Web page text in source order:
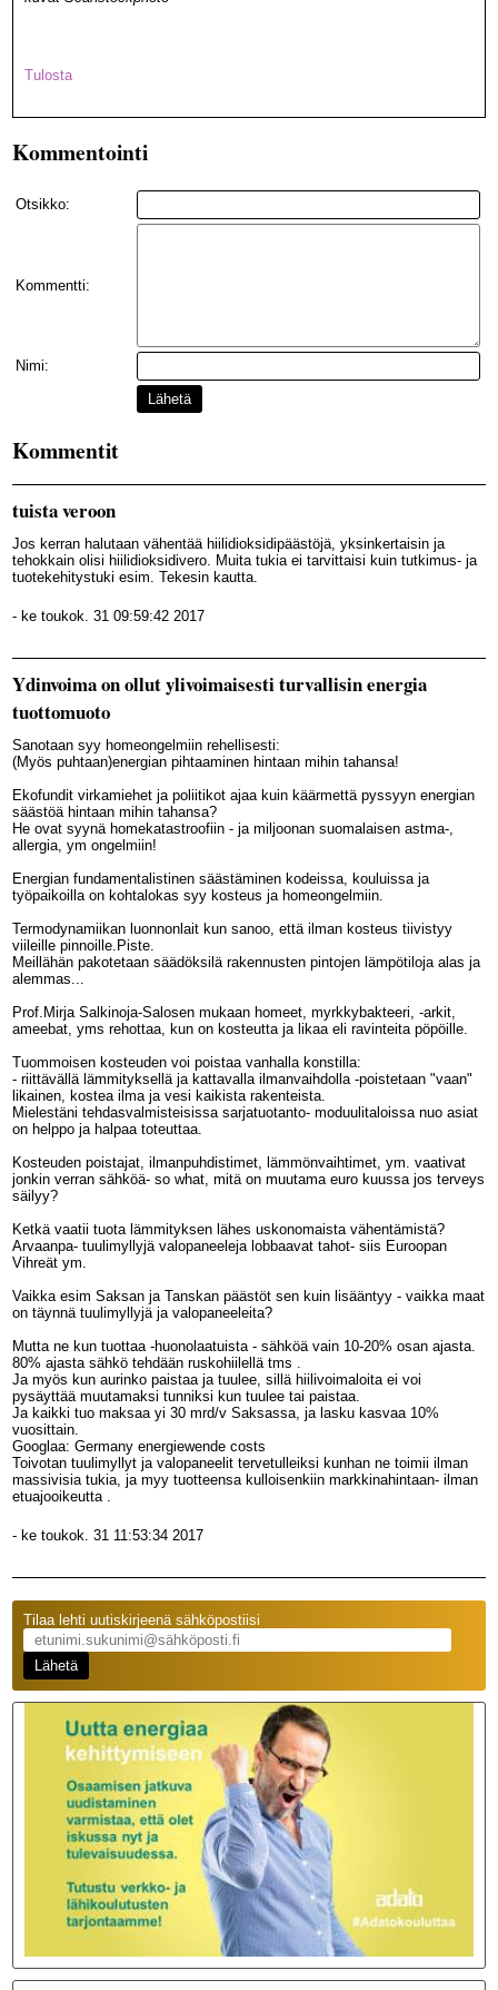
Tulosta
Kommentointi
Otsikko:
Kommentti:
Nimi:
Lähetä
Kommentit
tuista veroon
Jos kerran halutaan vähentää hiilidioksidipäästöjä, yksinkertaisin ja
tehokkain olisi hiilidioksidivero. Muita tukia ei tarvittaisi kuin tutkimus- ja
tuotekehitystuki esim. Tekesin kautta.
- ke toukok. 31 09:59:42 2017
Ydinvoima on ollut ylivoimaisesti turvallisin energia
tuottomuoto
Sanotaan syy homeongelmiin rehellisesti:
(Myös puhtaan)energian pihtaaminen hintaan mihin tahansa!
Ekofundit virkamiehet ja poliitikot ajaa kuin käärmettä pyssyyn energian
säästöä hintaan mihin tahansa?
He ovat syynä homekatastroofiin - ja miljoonan suomalaisen astma-,
allergia, ym ongelmiin!
Energian fundamentalistinen säästäminen kodeissa, kouluissa ja
työpaikoilla on kohtalokas syy kosteus ja homeongelmiin.
Termodynamiikan luonnonlait kun sanoo, että ilman kosteus tiivistyy
viileille pinnoille.Piste.
Meillähän pakotetaan säädöksilä rakennusten pintojen lämpötiloja alas ja
alemmas...
Prof.Mirja Salkinoja-Salosen mukaan homeet, myrkkybakteeri, -arkit,
ameebat, yms rehottaa, kun on kosteutta ja likaa eli ravinteita pöpöille.
Tuommoisen kosteuden voi poistaa vanhalla konstilla:
- riittävällä lämmityksellä ja kattavalla ilmanvaihdolla -poistetaan "vaan"
likainen, kostea ilma ja vesi kaikista rakenteista.
Mielestäni tehdasvalmisteisissa sarjatuotanto- moduulitaloissa nuo asiat
on helppo ja halpaa toteuttaa.
Kosteuden poistajat, ilmanpuhdistimet, lämmönvaihtimet, ym. vaativat
jonkin verran sähköä- so what, mitä on muutama euro kuussa jos terveys
säilyy?
Ketkä vaatii tuota lämmityksen lähes uskonomaista vähentämistä?
Arvaanpa- tuulimyllyjä valopaneeleja lobbaavat tahot- siis Euroopan
Vihreät ym.
Vaikka esim Saksan ja Tanskan päästöt sen kuin lisääntyy - vaikka maat
on täynnä tuulimyllyjä ja valopaneeleita?
Mutta ne kun tuottaa -huonolaatuista - sähköä vain 10-20% osan ajasta.
80% ajasta sähkö tehdään ruskohiilellä tms .
Ja myös kun aurinko paistaa ja tuulee, sillä hiilivoimaloita ei voi
pysäyttää muutamaksi tunniksi kun tuulee tai paistaa.
Ja kaikki tuo maksaa yi 30 mrd/v Saksassa, ja lasku kasvaa 10%
vuosittain.
Googlaa: Germany energiewende costs
Toivotan tuulimyllyt ja valopaneelit tervetulleiksi kunhan ne toimii ilman
massivisia tukia, ja myy tuotteensa kulloisenkiin markkinahintaan- ilman
etuajooikeutta .
- ke toukok. 31 11:53:34 2017
Tilaa lehti uutiskirjeenä sähköpostiisi